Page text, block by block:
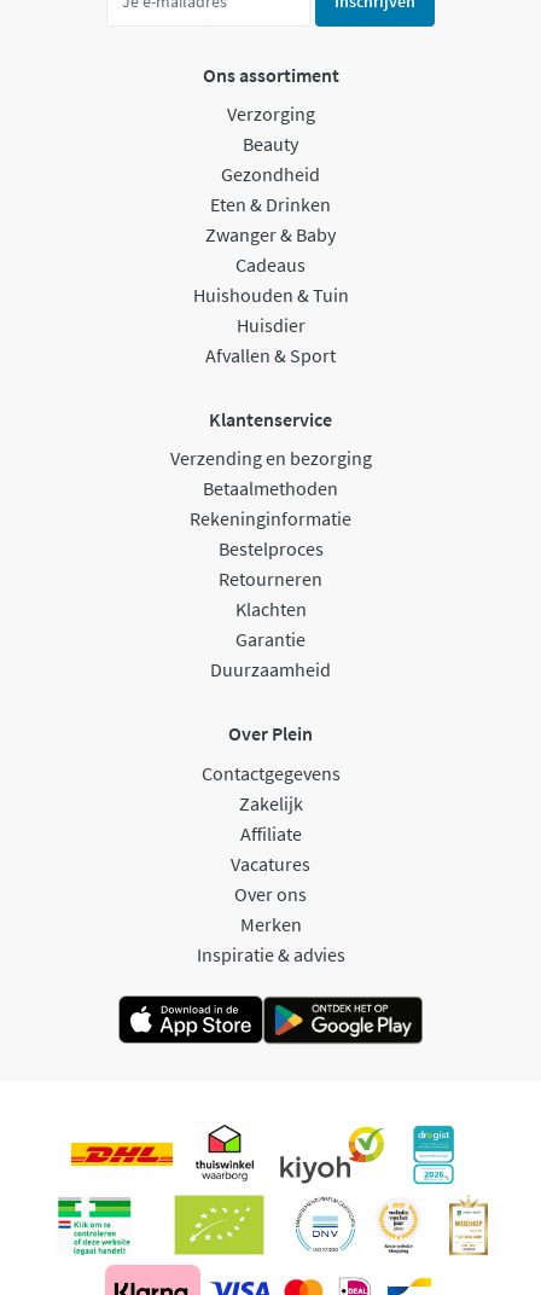
Ons assortiment
Verzorging
Beauty
Gezondheid
Eten & Drinken
Zwanger & Baby
Cadeaus
Huishouden & Tuin
Huisdier
Afvallen & Sport
Klantenservice
Verzending en bezorging
Betaalmethoden
Rekeninginformatie
Bestelproces
Retourneren
Klachten
Garantie
Duurzaamheid
Over Plein
Contactgegevens
Zakelijk
Affiliate
Vacatures
Over ons
Merken
Inspiratie & advies